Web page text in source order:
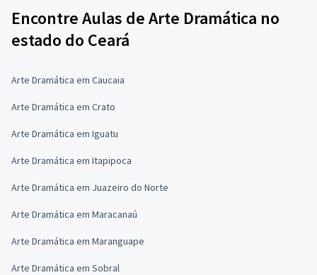
Encontre Aulas de Arte Dramática no
estado do Ceará
Arte Dramática em Caucaia
Arte Dramática em Crato
Arte Dramática em Iguatu
Arte Dramática em Itapipoca
Arte Dramática em Juazeiro do Norte
Arte Dramática em Maracanaú
Arte Dramática em Maranguape
Arte Dramática em Sobral